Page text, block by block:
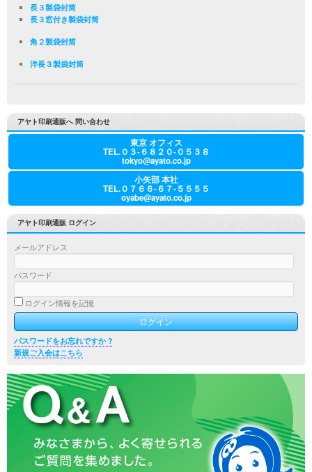
長３製袋封筒
長３窓付き製袋封筒
角２製袋封筒
洋長３製袋封筒
アヤト印刷通販へ 問い合わせ
東京 オフィス
TEL.０３-６８２０-０５３８
tokyo@ayato.co.jp
小矢部 本社
TEL.０７６６-６７-５５５５
oyabe@ayato.co.jp
アヤト印刷通販 ログイン
メールアドレス
パスワード
ログイン情報を記憶
パスワードをお忘れですか ?
新規ご入会はこちら